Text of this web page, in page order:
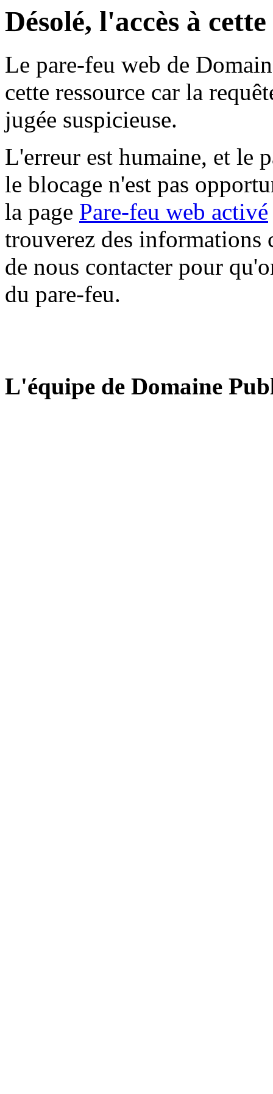
Désolé, l'accès à
Le pare-feu web de
cette ressource car la
jugée suspicieuse.
L'erreur est humaine, et le
le blocage n'est pas
la page Pare-feu web activé
trouverez des informations
de nous contacter pour
du pare-feu.
L'équipe de Domaine